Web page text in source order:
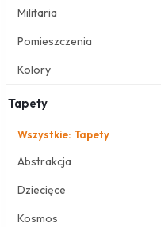
Militaria
Pomieszczenia
Kolory
Tapety
Wszystkie: Tapety
Abstrakcja
Dziecięce
Kosmos